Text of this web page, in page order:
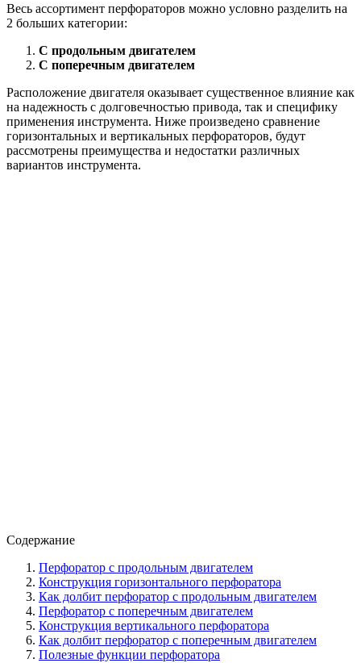
Весь ассортимент перфораторов можно условно разделить на
2 больших категории:
С продольным двигателем
С поперечным двигателем
Расположение двигателя оказывает существенное влияние как
на надежность с долговечностью привода, так и специфику
применения инструмента. Ниже произведено сравнение
горизонтальных и вертикальных перфораторов, будут
рассмотрены преимущества и недостатки различных
вариантов инструмента.
Содержание
Перфоратор с продольным двигателем
Конструкция горизонтального перфоратора
Как долбит перфоратор с продольным двигателем
Перфоратор с поперечным двигателем
Конструкция вертикального перфоратора
Как долбит перфоратор с поперечным двигателем
Полезные функции перфоратора